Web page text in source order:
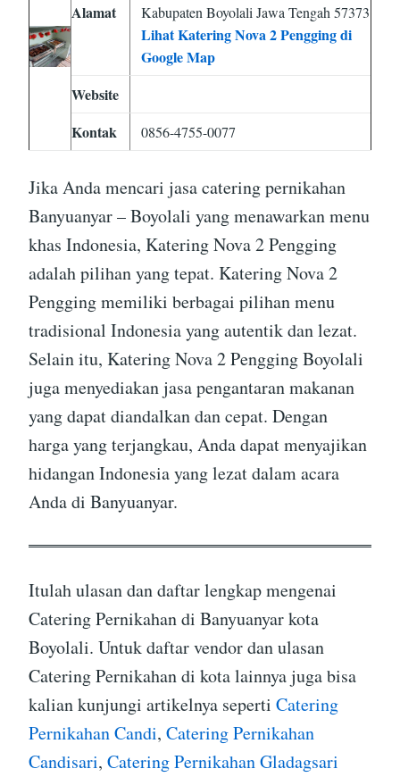
Alamat
Kabupaten Boyolali Jawa Tengah 57373
Lihat Katering Nova 2 Pengging di
Google Map
Website
Kontak
0856-4755-0077
Jika Anda mencari jasa catering pernikahan
Banyuanyar – Boyolali yang menawarkan menu
khas Indonesia, Katering Nova 2 Pengging
adalah pilihan yang tepat. Katering Nova 2
Pengging memiliki berbagai pilihan menu
tradisional Indonesia yang autentik dan lezat.
Selain itu, Katering Nova 2 Pengging Boyolali
juga menyediakan jasa pengantaran makanan
yang dapat diandalkan dan cepat. Dengan
harga yang terjangkau, Anda dapat menyajikan
hidangan Indonesia yang lezat dalam acara
Anda di Banyuanyar.
Itulah ulasan dan daftar lengkap mengenai
Catering Pernikahan di Banyuanyar kota
Boyolali. Untuk daftar vendor dan ulasan
Catering Pernikahan di kota lainnya juga bisa
kalian kunjungi artikelnya seperti Catering
Pernikahan Candi, Catering Pernikahan
Candisari, Catering Pernikahan Gladagsari